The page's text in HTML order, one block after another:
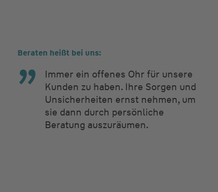
Beraten heißt bei uns:
Immer ein offenes Ohr für unsere
Kunden zu haben. Ihre Sorgen und
Unsicherheiten ernst nehmen, um
sie dann durch persönliche
Beratung auszuräumen.